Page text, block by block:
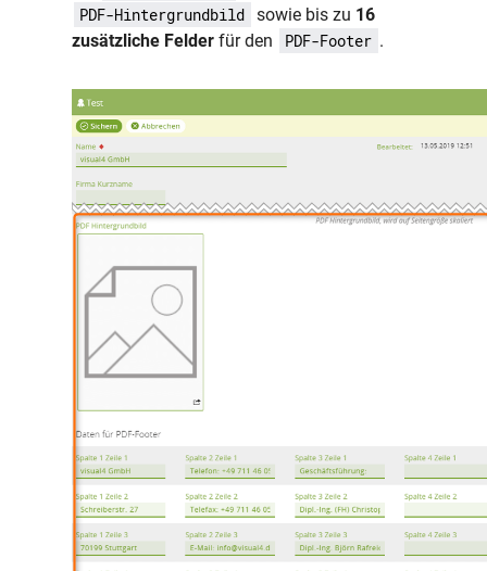
PDF-Hintergrundbild sowie bis zu 16
zusätzliche Felder für den PDF-Footer .